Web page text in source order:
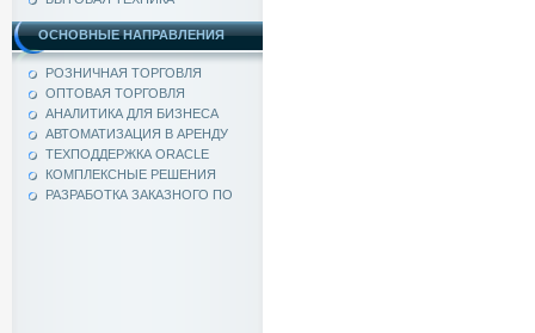
ОСНОВНЫЕ НАПРАВЛЕНИЯ
РОЗНИЧНАЯ ТОРГОВЛЯ
ОПТОВАЯ ТОРГОВЛЯ
АНАЛИТИКА ДЛЯ БИЗНЕСА
АВТОМАТИЗАЦИЯ В АРЕНДУ
ТЕХПОДДЕРЖКА ORACLE
КОМПЛЕКСНЫЕ РЕШЕНИЯ
РАЗРАБОТКА ЗАКАЗНОГО ПО